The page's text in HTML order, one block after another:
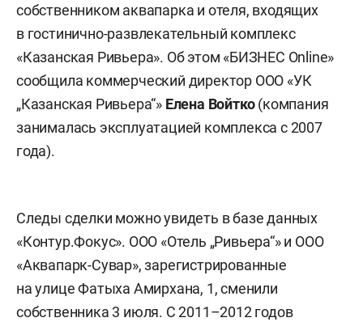
собственником аквапарка и отеля, входящих
в гостинично-развлекательный комплекс
«Казанская Ривьера». Об этом «БИЗНЕС Online»
сообщила коммерческий директор ООО «УК
„Казанская Ривьера“» Елена Войтко(компания
занималась эксплуатацией комплекса с 2007
года).
Следы сделки можно увидеть в базе данных
«Контур.Фокус». ООО «Отель „Ривьера“» и ООО
«Аквапарк-Сувар», зарегистрированные
на улице Фатыха Амирхана, 1, сменили
собственника 3 июля. С 2011–2012 годов